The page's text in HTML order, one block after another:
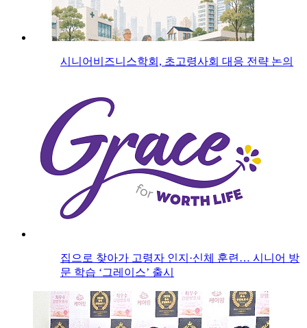
시니어비즈니스학회, 초고령사회 대응 전략 논의
집으로 찾아가 고령자 인지·신체 훈련… 시니어 방
문 학습 ‘그레이스’ 출시